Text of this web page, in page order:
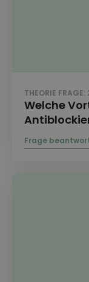
THEORIE
Welche